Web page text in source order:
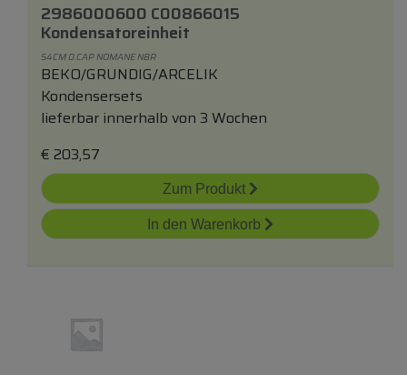
2986000600 C00866015
Kondensatoreinheit
54CM D.CAP NOMANE NBR
BEKO/GRUNDIG/ARCELIK
Kondensersets
lieferbar innerhalb von 3 Wochen
€ 203,57
Zum Produkt
In den Warenkorb